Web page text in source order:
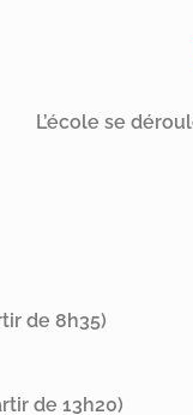
L’école se
de 8h35)
de 13h20)